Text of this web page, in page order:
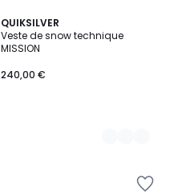
QUIKSILVER
Veste de snow technique
MISSION
240,00 €
3
Couleurs